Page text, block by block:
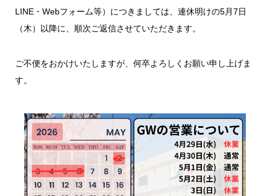
LINE・Webフォーム等）につきましては、連休明けの5月7日
（木）以降に、順次ご返信させていただきます。
ご不便をおかけいたしますが、何卒よろしくお願い申し上げま
す。